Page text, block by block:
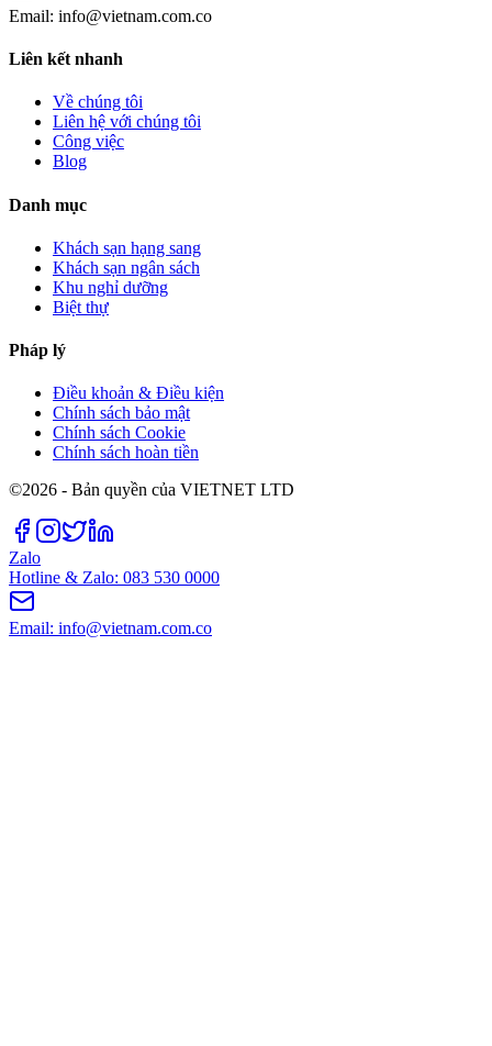
Email: info@vietnam.com.co
Liên kết nhanh
Về chúng tôi
Liên hệ với chúng tôi
Công việc
Blog
Danh mục
Khách sạn hạng sang
Khách sạn ngân sách
Khu nghỉ dưỡng
Biệt thự
Pháp lý
Điều khoản & Điều kiện
Chính sách bảo mật
Chính sách Cookie
Chính sách hoàn tiền
©2026 - Bản quyền của VIETNET LTD
Zalo
Hotline & Zalo: 083 530 0000
Email: info@vietnam.com.co